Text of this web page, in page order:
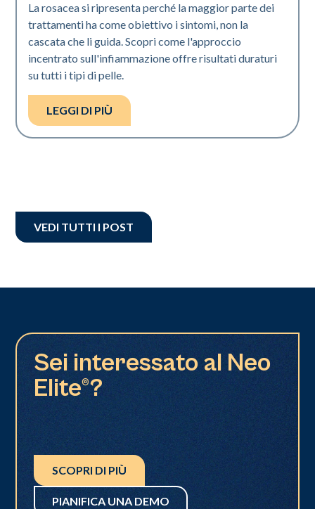
La rosacea si ripresenta perché la maggior parte dei
trattamenti ha come obiettivo i sintomi, non la
cascata che li guida. Scopri come l'approccio
incentrato sull'infiammazione offre risultati duraturi
su tutti i tipi di pelle.
LEGGI DI PIÙ
VEDI TUTTI I POST
Sei interessato al Neo
Elite®?
SCOPRI DI PIÙ
PIANIFICA UNA DEMO